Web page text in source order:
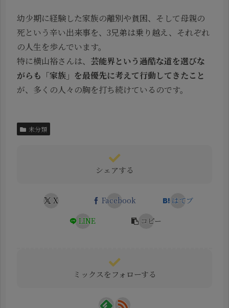
幼少期に経験した家族の離別や貧困、そして母親の
死という辛い出来事を、3兄弟は乗り越え、それぞれ
の人生を歩んでいます。
特に横山裕さんは、 芸能界という過酷な道を選びな
がらも「家族」を最優先に考えて行動してきたこと
が、多くの人々の胸を打ち続けているのです。
未分類
シェアする
X Facebook
はてブ
LINE
コピー
ミックスをフォローする